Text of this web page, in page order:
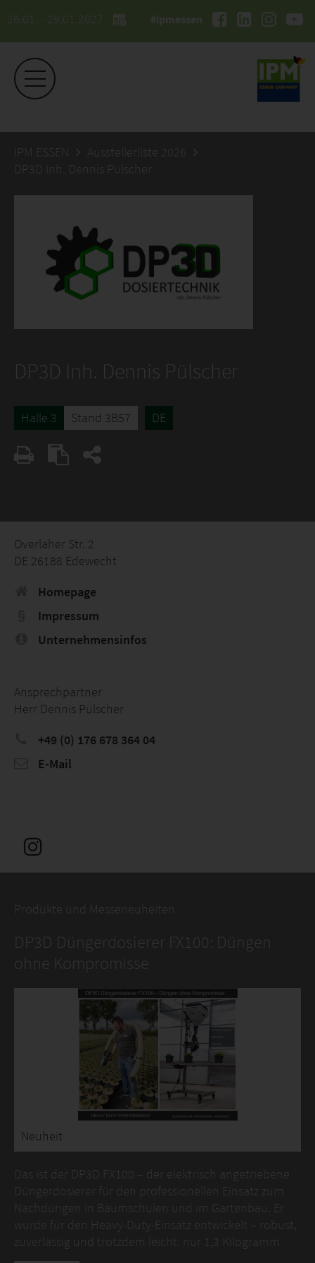
26.01. - 29.01.2027 #ipmessen
IPM ESSEN
Ausstellerliste 2026
DP3D Inh. Dennis Pülscher
DP3D Inh. Dennis Pülscher
Halle 3 Stand 3B57 DE
Overlaher Str. 2
DE 26188 Edewecht
Homepage
Impressum
Unternehmensinfos
Ansprechpartner
Herr Dennis Pülscher
+49 (0) 176 678 364 04
E-Mail
Produkte und Messeneuheiten
DP3D Düngerdosierer FX100: Düngen
ohne Kompromisse
Neuheit
Das ist der DP3D FX100 – der elektrisch angetriebene
Düngerdosierer für den professionellen Einsatz zum
Nachdüngen in Baumschulen und im Gartenbau. Er
wurde für den Heavy-Duty-Einsatz entwickelt – robust,
zuverlässig und trotzdem leicht: nur 1,3 Kilogramm
inklusive Akku.